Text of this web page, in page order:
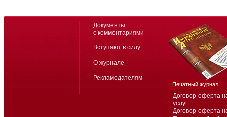
Договор-оферта
услуг
Договор-оферта
Документы
с комментариями
Вступают в силу
О журнале
Рекламодателям
Печатный журнал